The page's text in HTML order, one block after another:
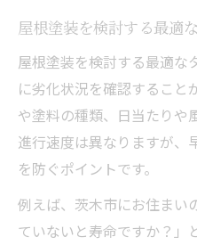
屋根塗装の助成金
意点
外壁塗装とセッ
法
助成金を活用し
ト
屋根塗装で失敗しな
屋根塗装の見積
屋根塗装を検討する最適
屋根塗装を検討する最適な
に劣化状況を確認すること
や塗料の種類、日当たりや
進行速度は異なりますが、
を防ぐポイントです。
例えば、茨木市にお住まい
ていないと寿命ですか？」